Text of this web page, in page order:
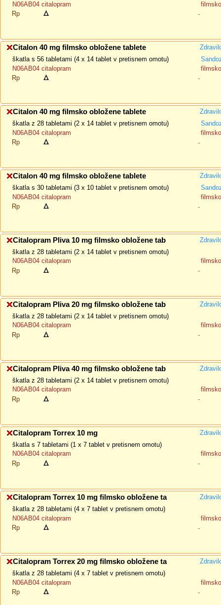
N06AB04 citalopram
Rp
-
Citalon 40 mg filmsko obložene tablete
škatla s 56 tabletami (4 x 14 tablet v pretisnem omotu)
N06AB04 citalopram
Rp
-
Citalon 40 mg filmsko obložene tablete
škatla z 28 tabletami (2 x 14 tablet v pretisnem omotu)
N06AB04 citalopram
Rp
-
Citalon 40 mg filmsko obložene tablete
škatla s 30 tabletami (3 x 10 tablet v pretisnem omotu)
N06AB04 citalopram
Rp
-
Citalopram Pliva 10 mg filmsko obložene tab
škatla z 28 tabletami (2 x 14 tablet v pretisnem omotu)
N06AB04 citalopram
Rp
-
Citalopram Pliva 20 mg filmsko obložene tab
škatla z 28 tabletami (2 x 14 tablet v pretisnem omotu)
N06AB04 citalopram
Rp
-
Citalopram Pliva 40 mg filmsko obložene tab
škatla z 28 tabletami (2 x 14 tablet v pretisnem omotu)
N06AB04 citalopram
Rp
-
Citalopram Torrex 10 mg
škatla s 7 tabletami (1 x 7 tablet v pretisnem omotu)
N06AB04 citalopram
Rp
-
Citalopram Torrex 10 mg filmsko obložene ta
škatla z 28 tabletami (4 x 7 tablet v pretisnem omotu)
N06AB04 citalopram
Rp
-
Citalopram Torrex 20 mg filmsko obložene ta
škatla z 28 tabletami (4 x 7 tablet v pretisnem omotu)
N06AB04 citalopram
Rp
-